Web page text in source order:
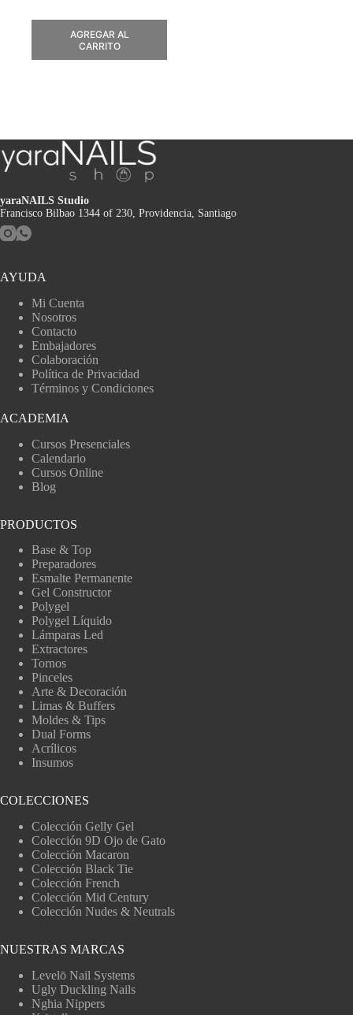
AGREGAR AL
CARRITO
yaraNAILS Studio
Francisco Bilbao 1344 of 230, Providencia, Santiago
AYUDA
Mi Cuenta
Nosotros
Contacto
Embajadores
Colaboración
Política de Privacidad
Términos y Condiciones
ACADEMIA
Cursos Presenciales
Calendario
Cursos Online
Blog
PRODUCTOS
Base & Top
Preparadores
Esmalte Permanente
Gel Constructor
Polygel
Polygel Líquido
Lámparas Led
Extractores
Tornos
Pinceles
Arte & Decoración
Limas & Buffers
Moldes & Tips
Dual Forms
Acrílicos
Insumos
COLECCIONES
Colección Gelly Gel
Colección 9D Ojo de Gato
Colección Macaron
Colección Black Tie
Colección French
Colección Mid Century
Colección Nudes & Neutrals
NUESTRAS MARCAS
Levelō Nail Systems
Ugly Duckling Nails
Nghia Nippers